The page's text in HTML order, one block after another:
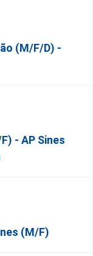
(m/f/d) -
- AP Sines
(m/f)